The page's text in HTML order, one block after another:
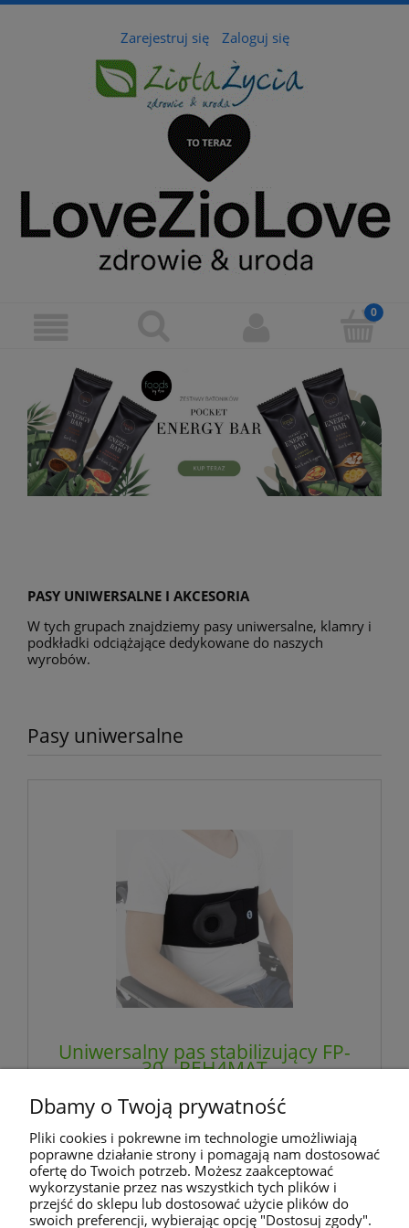
Zarejestruj się Zaloguj się
PASY UNIWERSALNE I AKCESORIA
W tych grupach znajdziemy pasy uniwersalne, klamry i
podkładki odciążające dedykowane do naszych
wyrobów.
Pasy uniwersalne
Uniwersalny pas stabilizujący FP-
30 - REH4MAT
229,99 zł
zawiera 8% VAT, bez kosztów dostawy
do koszyka
Dbamy o Twoją prywatność
Pliki cookies i pokrewne im technologie umożliwiają
poprawne działanie strony i pomagają nam dostosować
ofertę do Twoich potrzeb. Możesz zaakceptować
wykorzystanie przez nas wszystkich tych plików i
przejść do sklepu lub dostosować użycie plików do
swoich preferencji, wybierając opcję "Dostosuj zgody".